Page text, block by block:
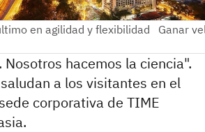
Nosotros hacemos la ciencia".
a los visitantes en el
corporativa de TIME